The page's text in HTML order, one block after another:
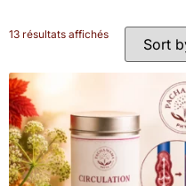
13 résultats affichés